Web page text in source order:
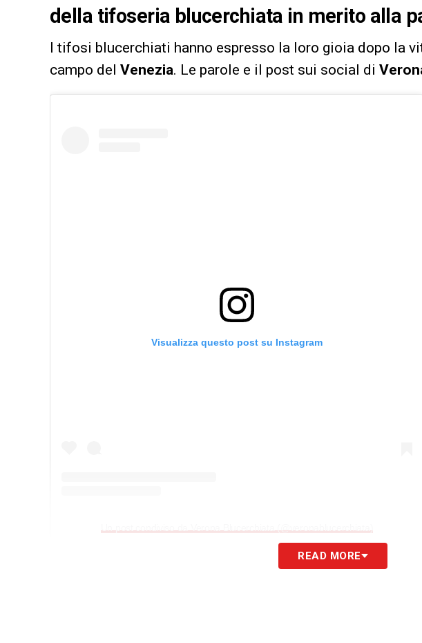
della tifoseria blucerchiata in merito alla
I tifosi blucerchiati hanno espresso la loro gioia dopo la
campo del Venezia. Le parole e il post sui social di
Visualizza questo post su Instagram
tramite il proprio profilo ufficiale
READ MORE